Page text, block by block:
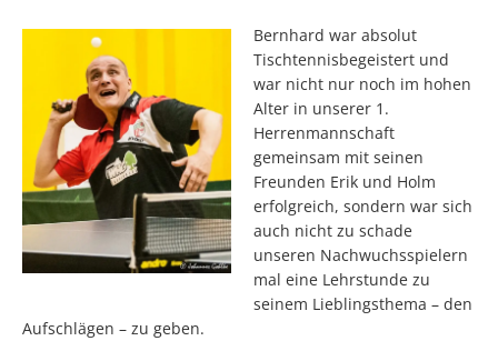
Bernhard war absolut
Tischtennisbegeistert und
war nicht nur noch im hohen
Alter in unserer 1.
Herrenmannschaft
gemeinsam mit seinen
Freunden Erik und Holm
erfolgreich, sondern war sich
auch nicht zu schade
unseren Nachwuchsspielern
mal eine Lehrstunde zu
seinem Lieblingsthema – den
Aufschlägen – zu geben.